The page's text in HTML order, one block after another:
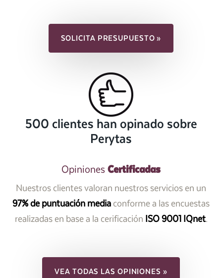
SOLICITA PRESUPUESTO »
500 clientes han opinado sobre
Perytas
Opiniones Certificadas
Nuestros clientes valoran nuestros servicios en un
97% de puntuación mediaconforme a las encuestas
realizadas en base a la cerificación ISO 9001 IQnet.
VEA TODAS LAS OPINIONES »